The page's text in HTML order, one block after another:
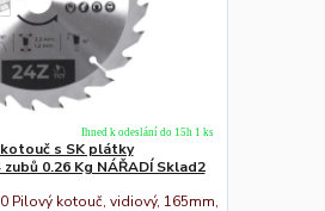
kotouč s SK plátky
0.26 Kg NÁŘADÍ Sklad2
Pilový kotouč, vidiový, 165mm,
Ihned k odeslání do 15h 1 ks